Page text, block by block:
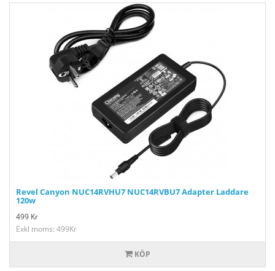
Revel Canyon NUC14RVHU7 NUC14RVBU7 Adapter Laddare
120w
499 Kr
Exkl moms: 499Kr
KÖP